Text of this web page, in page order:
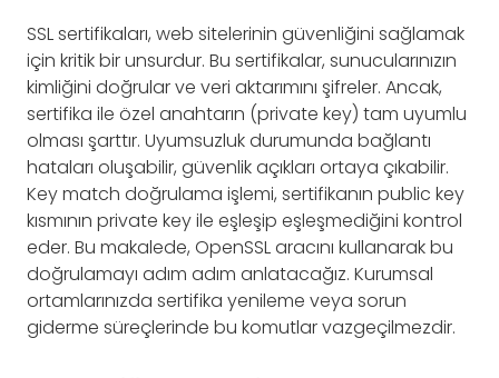
SSL sertifikaları, web sitelerinin güvenliğini sağlamak
için kritik bir unsurdur. Bu sertifikalar, sunucularınızın
kimliğini doğrular ve veri aktarımını şifreler. Ancak,
sertifika ile özel anahtarın (private key) tam uyumlu
olması şarttır. Uyumsuzluk durumunda bağlantı
hataları oluşabilir, güvenlik açıkları ortaya çıkabilir.
Key match doğrulama işlemi, sertifikanın public key
kısmının private key ile eşleşip eşleşmediğini kontrol
eder. Bu makalede, OpenSSL aracını kullanarak bu
doğrulamayı adım adım anlatacağız. Kurumsal
ortamlarınızda sertifika yenileme veya sorun
giderme süreçlerinde bu komutlar vazgeçilmezdir.